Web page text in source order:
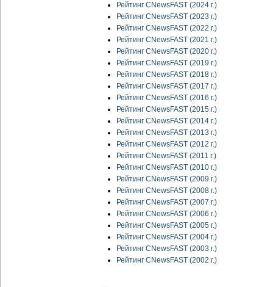
Рейтинг CNewsFAST (2024 г.)
Рейтинг CNewsFAST (2023 г.)
Рейтинг CNewsFAST (2022 г.)
Рейтинг CNewsFAST (2021 г.)
Рейтинг CNewsFAST (2020 г.)
Рейтинг CNewsFAST (2019 г.)
Рейтинг CNewsFAST (2018 г.)
Рейтинг CNewsFAST (2017 г.)
Рейтинг CNewsFAST (2016 г.)
Рейтинг CNewsFAST (2015 г.)
Рейтинг CNewsFAST (2014 г.)
Рейтинг CNewsFAST (2013 г.)
Рейтинг CNewsFAST (2012 г.)
Рейтинг CNewsFAST (2011 г.)
Рейтинг CNewsFAST (2010 г.)
Рейтинг CNewsFAST (2009 г.)
Рейтинг CNewsFAST (2008 г.)
Рейтинг CNewsFAST (2007 г.)
Рейтинг CNewsFAST (2006 г.)
Рейтинг CNewsFAST (2005 г.)
Рейтинг CNewsFAST (2004 г.)
Рейтинг CNewsFAST (2003 г.)
Рейтинг CNewsFAST (2002 г.)